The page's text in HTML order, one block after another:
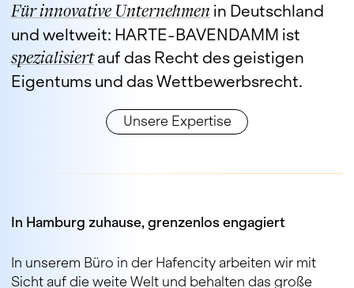
Für innovative Unternehmen in Deutschland
und weltweit: HARTE-BAVENDAMM ist
spezialisiertauf das Recht des geistigen
Eigentums und das Wettbewerbsrecht.
Unsere Expertise
In Hamburg zuhause, grenzenlos engagiert
In unserem Büro in der Hafencity arbeiten wir mit
Sicht auf die weite Welt und behalten das große